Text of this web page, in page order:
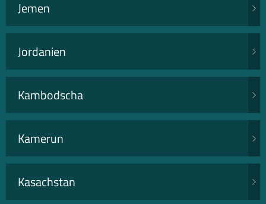
Jemen
Jordanien
Kambodscha
Kamerun
Kasachstan